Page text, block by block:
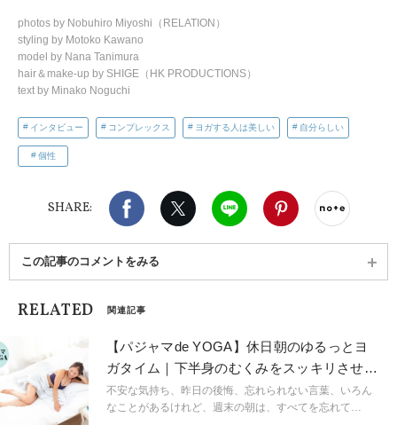
photos by Nobuhiro Miyoshi（RELATION）
styling by Motoko Kawano
model by Nana Tanimura
hair＆make-up by SHIGE（HK PRODUCTIONS）
text by Minako Noguchi
インタビュー コンプレックス ヨガする人は美しい 自分らしい
個性
SHARE:
Facebook X（旧twitter）
LINE Pinterest
この記事のコメントをみる
RELATED 関連記事
【パジャマde YOGA】休日朝のゆるっとヨ
ガタイム｜下半身のむくみをスッキリさせ
る！橋のポーズ
不安な気持ち、昨日の後悔、忘れられない言葉、いろん
なことがあるけれど、週末の朝は、すべてを忘れて